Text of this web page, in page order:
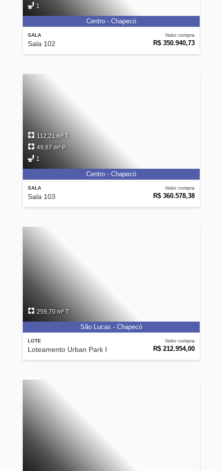
SALA
Sala 102
Valor compra
R$ 350.940,73
1
Centro - Chapecó
SALA
Sala 103
Valor compra
R$ 360.578,38
112,21 m² T
49,67 m² P
1
Centro - Chapecó
LOTE
Loteamento Urban Park I
Valor compra
R$ 212.954,00
259,70 m² T
São Lucas - Chapecó